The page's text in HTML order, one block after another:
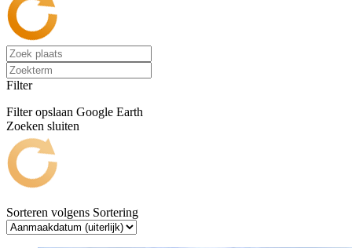
Filter
Filter opslaan Google Earth
Zoeken sluiten
Sorteren volgens Sortering